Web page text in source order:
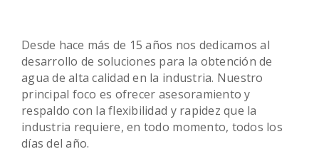
Desde hace más de 15 años nos dedicamos al
desarrollo de soluciones para la obtención de
agua de alta calidad en la industria. Nuestro
principal foco es ofrecer asesoramiento y
respaldo con la flexibilidad y rapidez que la
industria requiere, en todo momento, todos los
días del año.